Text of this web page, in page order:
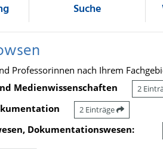
Suche
Professorinnen nach Ihrem
Medienwissenschaften
2
2 Einträge
Dokumentationswesen: